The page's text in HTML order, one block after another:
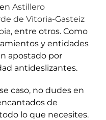
Astillero
de Vitoria-Gasteiz
, entre otros. Como
y entidades
apostado por
antideslizantes.
caso, no dudes en
de
lo que necesites.